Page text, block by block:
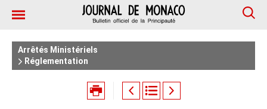
Arrêtés Ministériels
Réglementation